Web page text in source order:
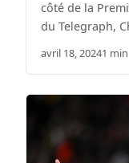
côté de la
du Telegraph,
avril 18, 20241 min